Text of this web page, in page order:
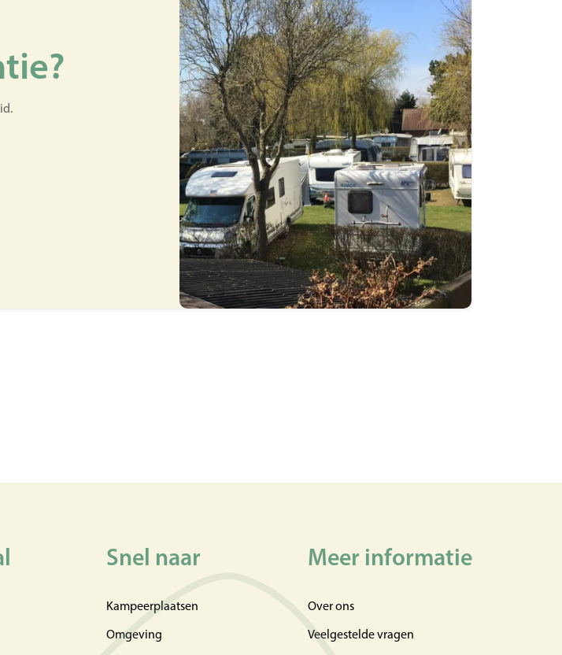
Snel naar
Kampeerplaatsen
Omgeving
Meer informatie
Over ons
Veelgestelde vragen